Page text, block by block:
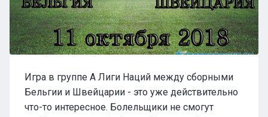
Игра в группе А Лиги Наций между сборными
Бельгии и Швейцарии - это уже действительно
что-то интересное. Болельщики не смогут